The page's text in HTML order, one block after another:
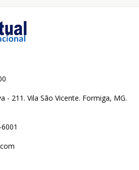
- 211. Vila São Vicente. Formiga, MG.